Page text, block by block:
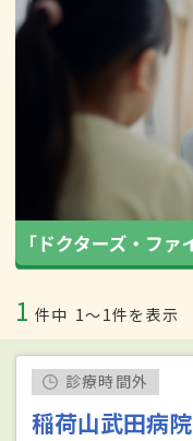
1 件中 1〜1件を表示
診療時間外
稲荷山武田病院